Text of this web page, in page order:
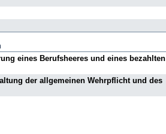
eines Berufsheeres und eines bezahlten
der allgemeinen Wehrpflicht und des